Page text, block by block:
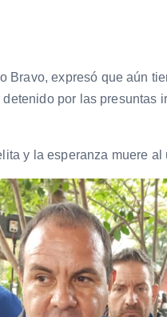
Bravo, expresó que aún
por las presuntas
y la esperanza muere